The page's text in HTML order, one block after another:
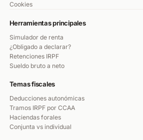
Cookies
Herramientas principales
Simulador de renta
¿Obligado a declarar?
Retenciones IRPF
Sueldo bruto a neto
Temas fiscales
Deducciones autonómicas
Tramos IRPF por CCAA
Haciendas forales
Conjunta vs individual